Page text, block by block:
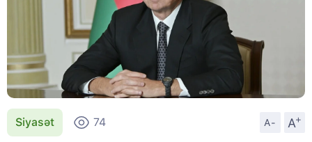
Siyasət 74 A- A
+